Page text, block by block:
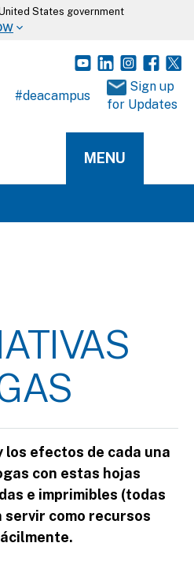
States government
#deacampus
Sign up
for Updates
MENU
los efectos de cada una
con estas hojas
e imprimibles (todas
servir como recursos